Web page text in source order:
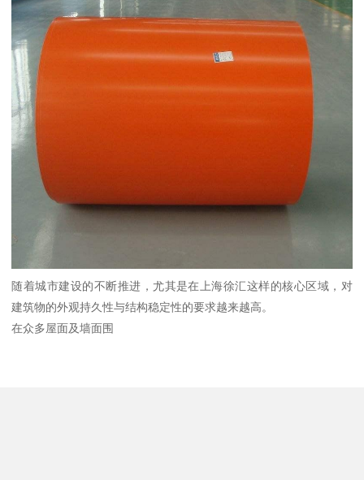
随着城市建设的不断推进，尤其是在上海徐汇这样的核心区域，对
建筑物的外观持久性与结构稳定性的要求越来越高。
在众多屋面及墙面围